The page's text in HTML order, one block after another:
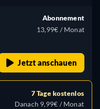
Abonnement
13,99€ / Monat
Jetzt anschauen
7 Tage kostenlos
Danach 9,99€ / Monat